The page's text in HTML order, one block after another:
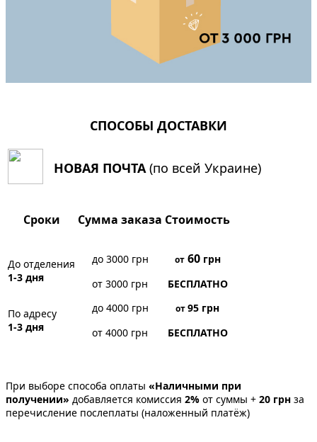
СПОСОБЫ ДОСТАВКИ
НОВАЯ ПОЧТА(по всей Украине)
Сроки Сумма заказа Стоимость
До отделения
1-3 дня
до 3000 грн от60грн
от 3000 грн
БЕСПЛАТНО
По адресу
1-3 дня
до 4000 грн от95 грн
от 4000 грн
БЕСПЛАТНО
При выборе способа оплаты «Наличными при
получении» добавляется комиссия 2% от суммы + 20 грн за
перечисление послеплаты (наложенный платёж)